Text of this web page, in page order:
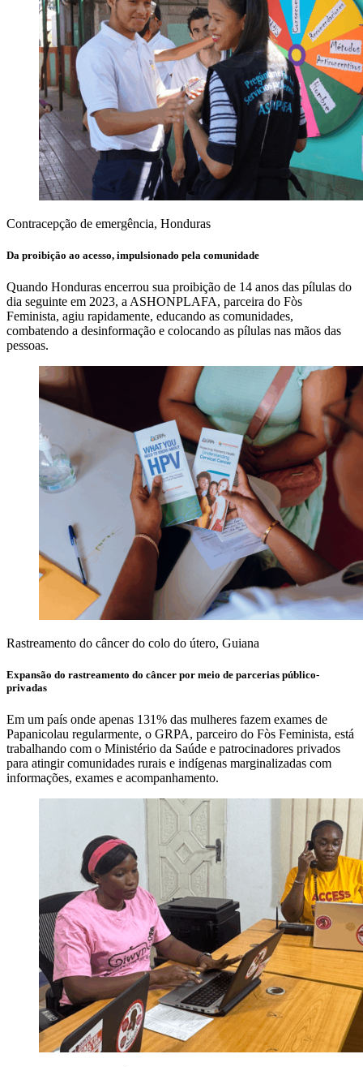
Contracepção de emergência, Honduras
Da proibição ao acesso, impulsionado pela comunidade
Quando Honduras encerrou sua proibição de 14 anos das pílulas do
dia seguinte em 2023, a ASHONPLAFA, parceira do Fòs
Feminista, agiu rapidamente, educando as comunidades,
combatendo a desinformação e colocando as pílulas nas mãos das
pessoas.
Rastreamento do câncer do colo do útero, Guiana
Expansão do rastreamento do câncer por meio de parcerias público-
privadas
Em um país onde apenas 131% das mulheres fazem exames de
Papanicolau regularmente, o GRPA, parceiro do Fòs Feminista, está
trabalhando com o Ministério da Saúde e patrocinadores privados
para atingir comunidades rurais e indígenas marginalizadas com
informações, exames e acompanhamento.